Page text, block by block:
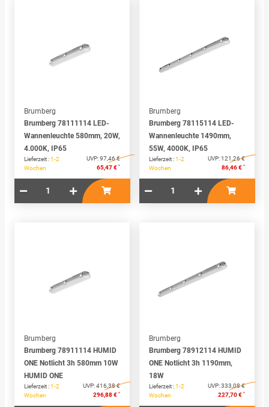
Brumberg
Brumberg 78111114 LED-
Wannenleuchte 580mm, 20W,
4.000K, IP65
Lieferzeit :1-2
Wochen
UVP:97,46 €
65,47 € *
Brumberg
Brumberg 78115114 LED-
Wannenleuchte 1490mm,
55W, 4000K, IP65
Lieferzeit :1-2
Wochen
UVP:121,26 €
86,46 € *
Brumberg
Brumberg 78911114 HUMID
ONE Notlicht 3h 580mm 10W
HUMID ONE
Lieferzeit :1-2
Wochen
UVP:416,38 €
296,88 € *
Brumberg
Brumberg 78912114 HUMID
ONE Notlicht 3h 1190mm,
18W
Lieferzeit :1-2
Wochen
UVP:333,08 €
227,70 € *